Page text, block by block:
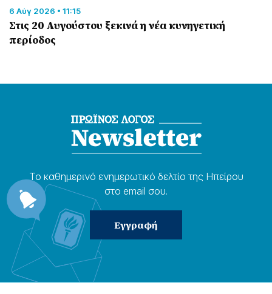
6 Αύγ 2026 • 11:15
Στις 20 Αυγούστου ξεκινά η νέα κυνηγετική
περίοδος
Το καθημερɩνό ενημερωτɩκό δελτίο της Ηπείρου
στο email σου.